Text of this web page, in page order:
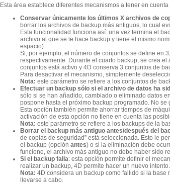
Esta área establece diferentes mecanismos a tener en cuenta
Conservar únicamente los últimos X archivos de
borrar los archivos de backup más antiguos, lo cual
Esta funcionalidad funciona así: una vez termina el
archivo al que se le hace backup y tiene el mismo
espacio).
Si, por ejemplo, el número de conjuntos se define en
respectivamente. Durante el cuarto backup, se crea
conjuntos está activo y 4D conserva 3 conjuntos de
Para desactivar el mecanismo, simplemente
Nota: este parámetro se refiere a los conjuntos de
Efectuar un backup sólo si el archivo de datos ha
sólo si se han añadido, cambiado o eliminado datos
pospone hasta el próximo backup programado. No
Esta opción también permite ahorrar tiempos de
activación de esta opción no tiene en cuenta las
Nota: este parámetro se refiere a los backups de la
Borrar el backup más antiguo antes/después del
de copias de seguridad” está seleccionada. Esto le
el backup (opción antes) o si la eliminación debe
funcione, el archivo más antiguo no debe haber sido
Si el backup falla: esta opción permite definir el
realizar un backup, 4D permite hacer un nuevo intento.
Nota: 4D considera un backup como fallido si la
llevarse a cabo.